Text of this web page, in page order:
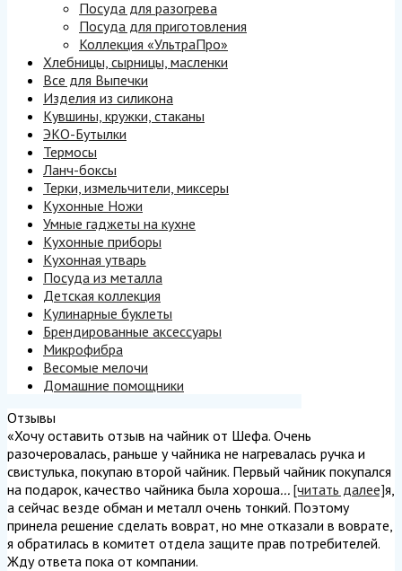
Посуда для разогрева
Посуда для приготовления
Коллекция «УльтраПро»
Хлебницы, сырницы, масленки
Все для Выпечки
Изделия из силикона
Кувшины, кружки, стаканы
ЭКО-Бутылки
Термосы
Ланч-боксы
Терки, измельчители, миксеры
Кухонные Ножи
Умные гаджеты на кухне
Кухонные приборы
Кухонная утварь
Посуда из металла
Детская коллекция
Кулинарные буклеты
Брендированные аксессуары
Микрофибра
Весомые мелочи
Домашние помощники
Отзывы
«Хочу оставить отзыв на чайник от Шефа. Очень
разочеровалась, раньше у чайника не нагревалась ручка и
свистулька, покупаю второй чайник. Первый чайник покупался
на подарок, качество чайника была хороша... [читать далее]я,
а сейчас везде обман и металл очень тонкий. Поэтому
принела решение сделать воврат, но мне отказали в воврате,
я обратилась в комитет отдела защите прав потребителей.
Жду ответа пока от компании.